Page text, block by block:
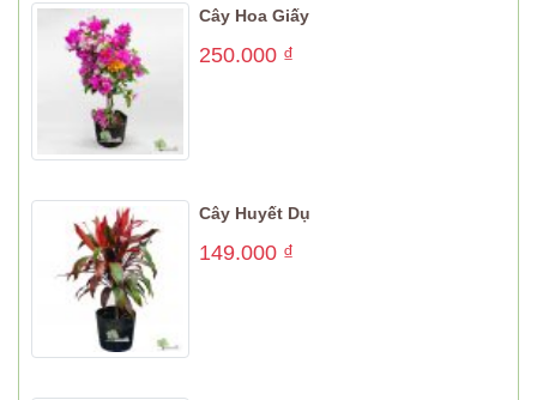
Cây Hoa Giấy
250.000 ₫
Cây Huyết Dụ
149.000 ₫